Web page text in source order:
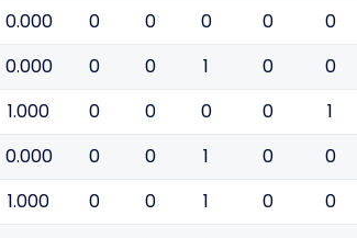
0.000 0 0 0 0 0
0.000 0 0 1 0 0
1.000 0 0 0 0 1
0.000 0 0 1 0 0
1.000 0 0 1 0 0